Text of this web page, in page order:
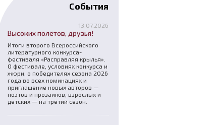
События
13.07.2026
Высоких полётов, друзья!
Итоги второго Всероссийского
литературного конкурса-
фестиваля «Расправляя крылья».
О фестивале, условиях конкурса и
жюри, о победителях сезона 2026
года во всех номинациях и
приглашение новых авторов —
поэтов и прозаиков, взрослых и
детских — на третий сезон.